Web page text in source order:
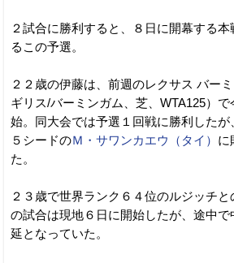
２試合に勝利すると、８日に開幕する
るこの予選。
２２歳の伊藤は、前週のレクサス バー
ギリス/バーミンガム、芝、WTA125）
始。同大会では予選１回戦に勝利した
５シードのＭ・サワンカエウ（タイ） に
た。
２３歳で世界ランク６４位のルジッチと
の試合は現地６日に開始したが、途中
延となっていた。